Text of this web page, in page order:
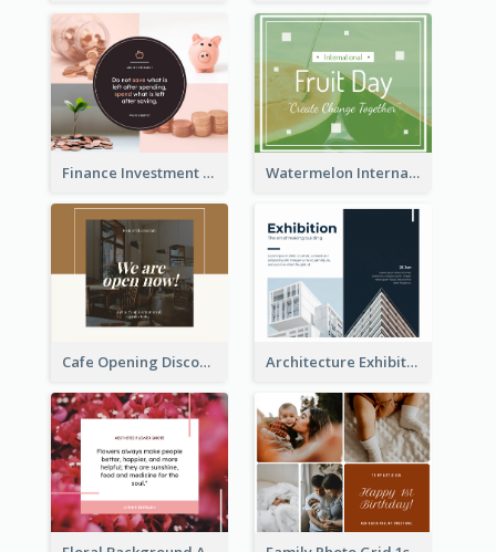
Finance Investment Quote Facebook Post Watermelon International Fruit Day Facebook Post
Cafe Opening Discount Facebook Post Architecture Exhibition Facebook Post